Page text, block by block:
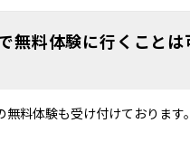
無料体験に行くことは
無料体験も受け付けております。